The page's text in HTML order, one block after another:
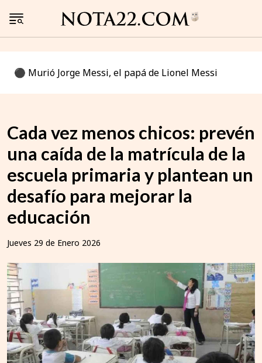
⚫️ Murió Jorge Messi, el papá de Lionel Messi
Cada vez menos chicos: prevén
una caída de la matrícula de la
escuela primaria y plantean un
desafío para mejorar la
educación
Jueves 29 de Enero 2026